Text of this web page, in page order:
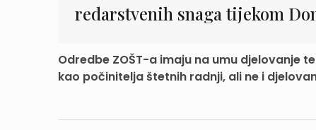
redarstvenih snaga tijekom
Odredbe ZOŠT-a imaju na umu djelovanje
kao počinitelja štetnih radnji, ali ne i